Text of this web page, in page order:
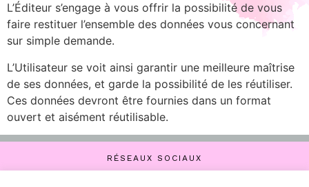
L’Éditeur s’engage à vous offrir la possibilité de vous
faire restituer l’ensemble des données vous concernant
sur simple demande.
L’Utilisateur se voit ainsi garantir une meilleure maîtrise
de ses données, et garde la possibilité de les réutiliser.
Ces données devront être fournies dans un format
ouvert et aisément réutilisable.
RÉSEAUX SOCIAUX